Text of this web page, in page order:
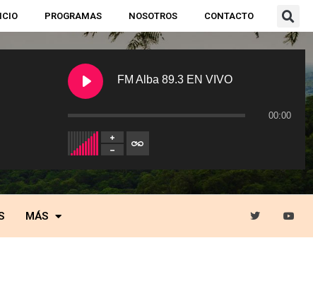
PROGRAMAS NOSOTROS CONTACTO
FM Alba 89.3 EN VIVO
00:00
MÁS